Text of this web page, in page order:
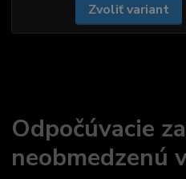
Zvoliť variant
Odpočúvacie
neobmedzenú